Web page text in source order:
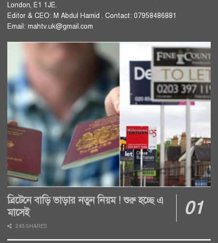
London, E1 1JE.
Editor & CEO: M Abdul Hamid . Contact: 07958486881
Email: mahtv.uk@gmail.com
ব্রিটেনে বাড়ি ভাড়ার নতুন নিয়ম ! শুরু হচ্ছে এ
মাসেই
245 SHARES